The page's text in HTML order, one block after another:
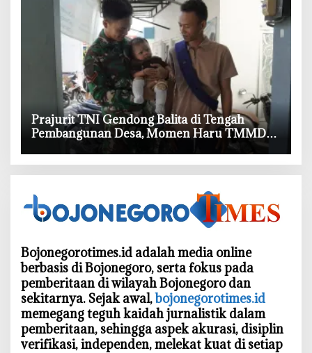
‎Prajurit TNI Gendong Balita di Tengah
Pembangunan Desa, Momen Haru TMMD
Bojonegorotimes.id adalah media online
berbasis di Bojonegoro, serta fokus pada
pemberitaan di wilayah Bojonegoro dan
sekitarnya. Sejak awal,bojonegorotimes.id
memegang teguh kaidah jurnalistik dalam
pemberitaan, sehingga aspek akurasi, disiplin
verifikasi, independen, melekat kuat di setiap